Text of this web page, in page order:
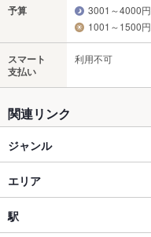
予算
3001～4000円
1001～1500円
スマート
支払い
利用不可
関連リンク
ジャンル
焼肉・ホルモン
焼肉
エリア
大館市
駅